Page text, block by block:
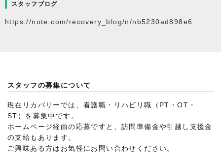
スタッフブログ
https://note.com/recovery_blog/n/nb5230ad898e6
スタッフの募集について
現在リカバリーでは、看護職・リハビリ職（PT・OT・
ST）を募集中です。
ホームページ経由の応募ですと、訪問準備金や引越し支援金
の支給もあります。
ご興味ある方はお気軽にお問い合わせください。